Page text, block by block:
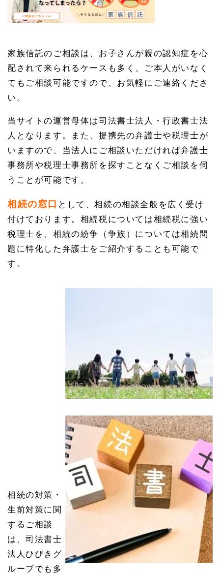
家族信託のご相談は、お子さんが親の認知症を心
配されて来られるケースも多く、ご本人がいなく
てもご相談可能ですので、お気軽にご連絡くださ
い。
当サイトの運営母体は司法書士法人・行政書士法
人となります。また、提携先の弁護士や税理士が
いますので、当法人にご相談いただければ弁護士
事務所や税理士事務所を探すことなくご相談を伺
うことが可能です。
相続の窓口 として、相続の相談全般を広く受け
付けております。相続税については相続税に強い
税理士を、相続の紛争（争族）については相続問
題に特化した弁護士をご紹介することも可能で
す。
相続の対策・
生前対策に関
するご相談
は、司法書士
法人ひびきグ
ループでも多